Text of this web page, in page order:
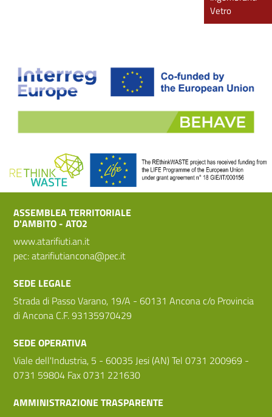
Vetro
ASSEMBLEA TERRITORIALE
D'AMBITO - ATO2
www.atarifiuti.an.it
pec:atarifiutiancona@pec.it
SEDE LEGALE
Strada di Passo Varano, 19/A - 60131 Ancona c/o Provincia
di Ancona C.F. 93135970429
SEDE OPERATIVA
Viale dell'Industria, 5 - 60035 Jesi (AN) Tel 0731 200969 -
0731 59804 Fax 0731 221630
AMMINISTRAZIONE TRASPARENTE